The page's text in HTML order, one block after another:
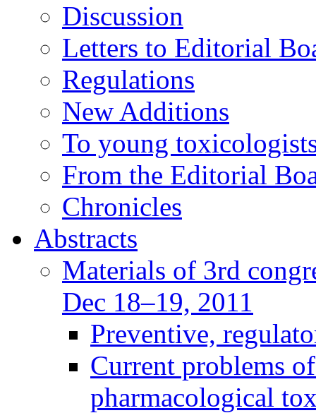
Discussion
Letters to Editorial
Regulations
New Additions
To young
From the Editorial
Chronicles
Abstracts
Materials of 3rd
Dec 18–19, 2011
Preventive,
Current problems
pharmacological